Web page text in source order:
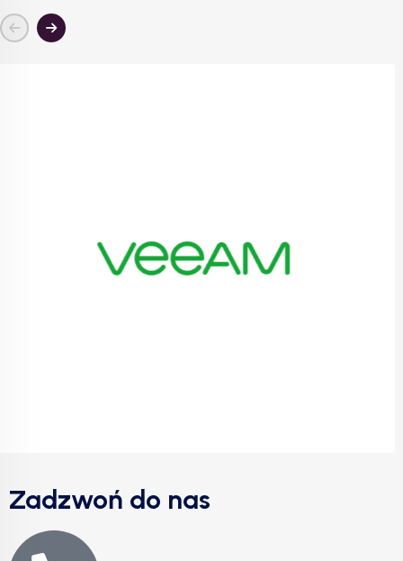
Zadzwoń do nas